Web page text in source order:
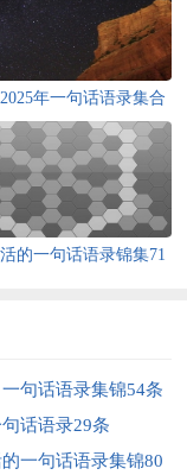
2025年一句话语录集合
38句
的一句话语录锦集71
一句话语录集锦54条
话语录29条
一句话语录集锦80